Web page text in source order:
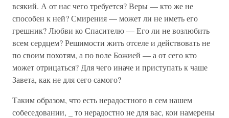
всякий. А от нас чего требуется? Веры — кто же не
способен к ней? Смирения — может ли не иметь его
грешник? Любви ко Спасителю — Его ли не возлюбить
всем сердцем? Решимости жить отселе и действовать не
по своим похотям, а по воле Божией — а от сего кто
может отрицаться? Для чего иначе и приступать к чаше
Завета, как не для сего самого?
Таким образом, что есть нерадостного в сем нашем
собеседовании, _ то нерадостно не для вас, кои намерены